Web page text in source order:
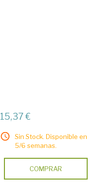
15,37 €
Sin Stock. Disponible en
5/6 semanas.
COMPRAR